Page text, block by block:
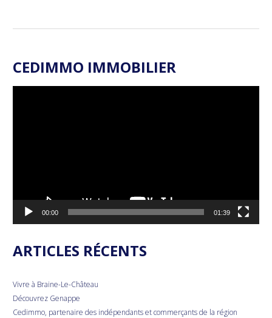
CEDIMMO IMMOBILIER
00:00 01:39
ARTICLES RÉCENTS
Vivre à Braine-Le-Château
Découvrez Genappe
Cedimmo, partenaire des indépendants et commerçants de la région